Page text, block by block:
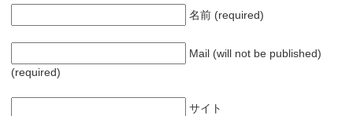
名前 (required)
Mail (will not be published)
(required)
サイト